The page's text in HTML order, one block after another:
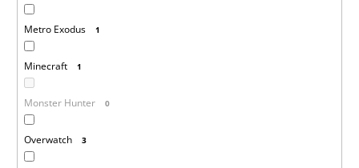
Metro Exodus 1
Minecraft 1
Monster Hunter 0
Overwatch 3